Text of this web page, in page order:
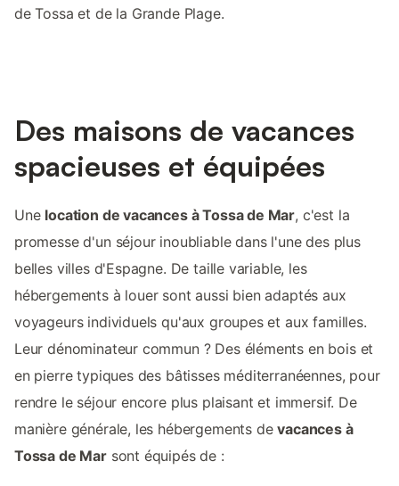
de Tossa et de la Grande Plage.
Des maisons de vacances
spacieuses et équipées
Une location de vacances à Tossa de Mar, c'est la
promesse d'un séjour inoubliable dans l'une des plus
belles villes d'Espagne. De taille variable, les
hébergements à louer sont aussi bien adaptés aux
voyageurs individuels qu'aux groupes et aux familles.
Leur dénominateur commun ? Des éléments en bois et
en pierre typiques des bâtisses méditerranéennes, pour
rendre le séjour encore plus plaisant et immersif. De
manière générale, les hébergements devacances à
Tossa de Marsont équipés de :